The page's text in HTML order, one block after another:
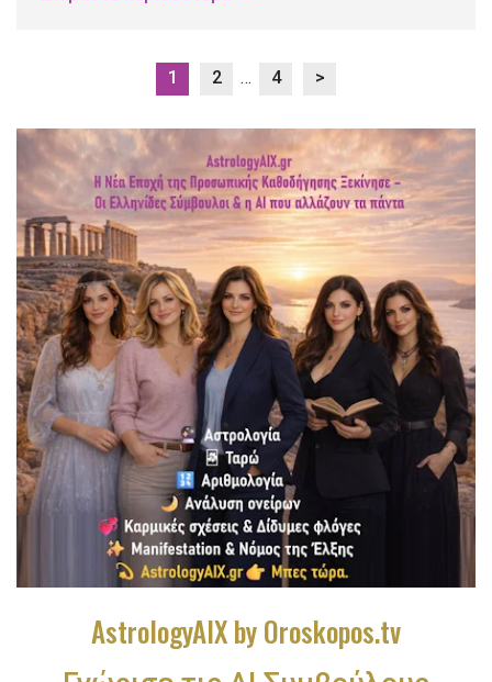
1 2 … 4 >
AstrologyAIX by Oroskopos.tv